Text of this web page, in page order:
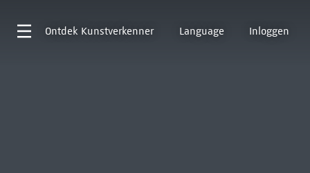
Ontdek Kunstverkenner Language Inloggen